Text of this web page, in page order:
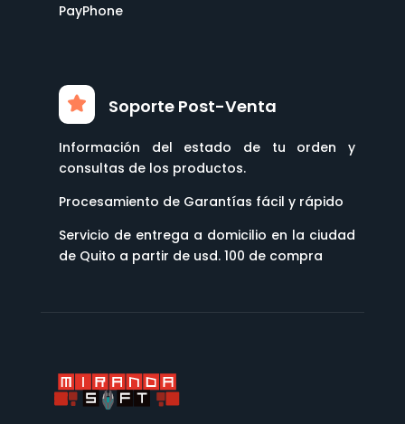
PayPhone
Soporte Post-Venta
Información del estado de tu orden y
consultas de los productos.
Procesamiento de Garantías fácil y rápido
Servicio de entrega a domicilio en la ciudad
de Quito a partir de usd. 100 de compra